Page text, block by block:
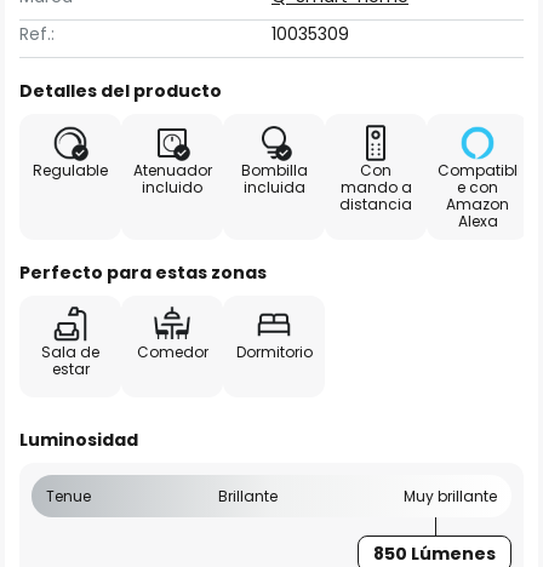
Ref.:
10035309
Detalles del producto
Regulable
Atenuador
incluido
Bombilla
incluida
Con
mando a
distancia
Compatibl
e con
Amazon
Alexa
Perfecto para estas zonas
Sala de
estar
Comedor Dormitorio
Luminosidad
Tenue Brillante Muy brillante
850 Lúmenes